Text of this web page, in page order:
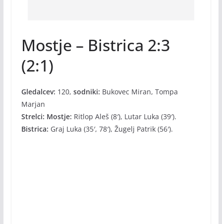
Mostje – Bistrica 2:3
(2:1)
Gledalcev: 120, sodniki: Bukovec Miran, Tompa
Marjan
Strelci: Mostje: Ritlop Aleš (8′), Lutar Luka (39′).
Bistrica: Graj Luka (35′, 78′), Žugelj Patrik (56′).